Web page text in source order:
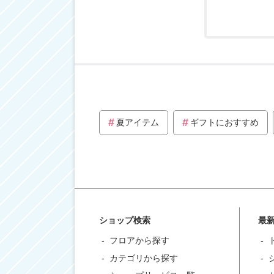
夏アイテム ギフトにおすすめ
ショップ検索
フロアから探す
カテゴリから探す
最